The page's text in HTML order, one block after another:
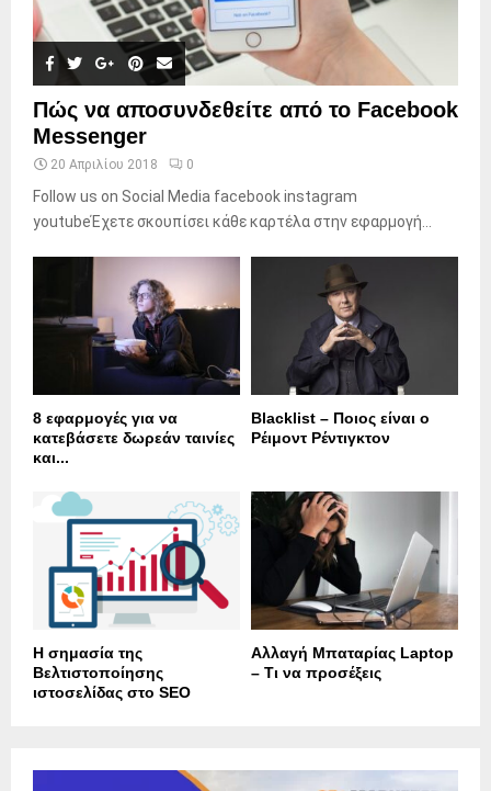
Πώς να αποσυνδεθείτε από το Facebook
Messenger
20 Απριλίου 2018 0
Follow us on Social Media facebook instagram
youtubeΈχετε σκουπίσει κάθε καρτέλα στην εφαρμογή...
8 εφαρμογές για να
κατεβάσετε δωρεάν ταινίες
και...
Blacklist – Ποιος είναι ο
Ρέιμοντ Ρέντιγκτον
Η σημασία της
Βελτιστοποίησης
ιστοσελίδας στο SEO
Αλλαγή Μπαταρίας Laptop
– Τι να προσέξεις